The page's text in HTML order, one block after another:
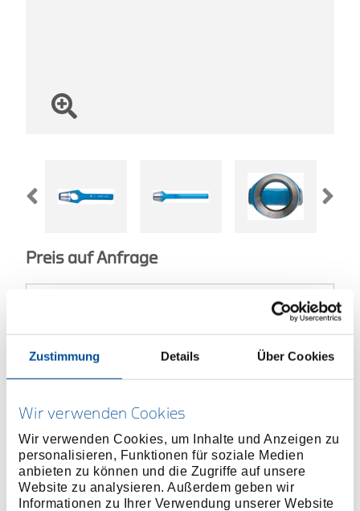
Zustimmung Details Über Cookies
Wir verwenden Cookies
Wir verwenden Cookies, um Inhalte und Anzeigen zu
personalisieren, Funktionen für soziale Medien
anbieten zu können und die Zugriffe auf unsere
Website zu analysieren. Außerdem geben wir
Informationen zu Ihrer Verwendung unserer Website
Preis auf Anfrage
ONLINE KAUFEN
HÄNDLER FINDEN
Produktlinie EAN 4017981570251
Produktbeschreibung